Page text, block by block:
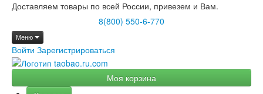
Доставляем товары по всей России, привезем и Вам.
8(800) 550-6-770
Меню
Войти Зарегистрироваться
Моя корзина